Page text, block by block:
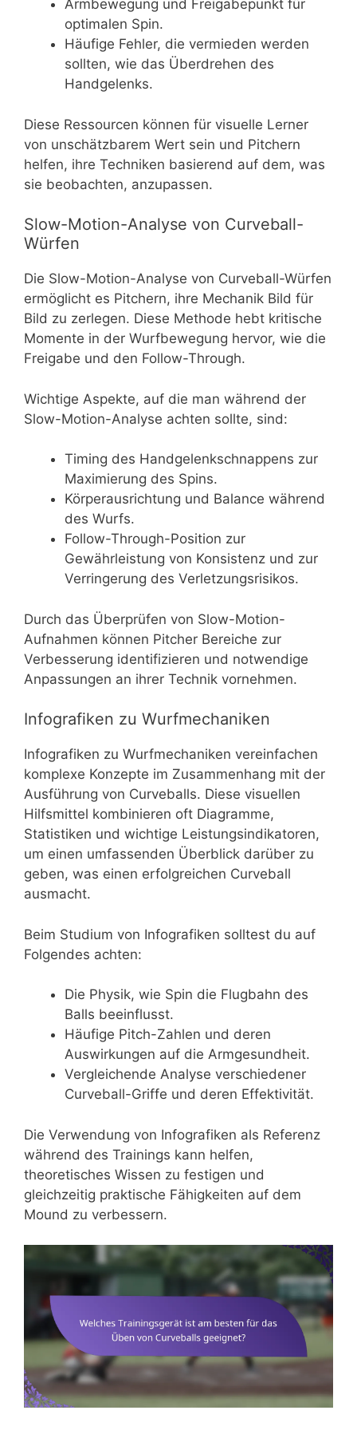
Armbewegung und Freigabepunkt für
optimalen Spin.
Häufige Fehler, die vermieden werden
sollten, wie das Überdrehen des
Handgelenks.
Diese Ressourcen können für visuelle Lerner
von unschätzbarem Wert sein und Pitchern
helfen, ihre Techniken basierend auf dem, was
sie beobachten, anzupassen.
Slow-Motion-Analyse von Curveball-
Würfen
Die Slow-Motion-Analyse von Curveball-Würfen
ermöglicht es Pitchern, ihre Mechanik Bild für
Bild zu zerlegen. Diese Methode hebt kritische
Momente in der Wurfbewegung hervor, wie die
Freigabe und den Follow-Through.
Wichtige Aspekte, auf die man während der
Slow-Motion-Analyse achten sollte, sind:
Timing des Handgelenkschnappens zur
Maximierung des Spins.
Körperausrichtung und Balance während
des Wurfs.
Follow-Through-Position zur
Gewährleistung von Konsistenz und zur
Verringerung des Verletzungsrisikos.
Durch das Überprüfen von Slow-Motion-
Aufnahmen können Pitcher Bereiche zur
Verbesserung identifizieren und notwendige
Anpassungen an ihrer Technik vornehmen.
Infografiken zu Wurfmechaniken
Infografiken zu Wurfmechaniken vereinfachen
komplexe Konzepte im Zusammenhang mit der
Ausführung von Curveballs. Diese visuellen
Hilfsmittel kombinieren oft Diagramme,
Statistiken und wichtige Leistungsindikatoren,
um einen umfassenden Überblick darüber zu
geben, was einen erfolgreichen Curveball
ausmacht.
Beim Studium von Infografiken solltest du auf
Folgendes achten:
Die Physik, wie Spin die Flugbahn des
Balls beeinflusst.
Häufige Pitch-Zahlen und deren
Auswirkungen auf die Armgesundheit.
Vergleichende Analyse verschiedener
Curveball-Griffe und deren Effektivität.
Die Verwendung von Infografiken als Referenz
während des Trainings kann helfen,
theoretisches Wissen zu festigen und
gleichzeitig praktische Fähigkeiten auf dem
Mound zu verbessern.